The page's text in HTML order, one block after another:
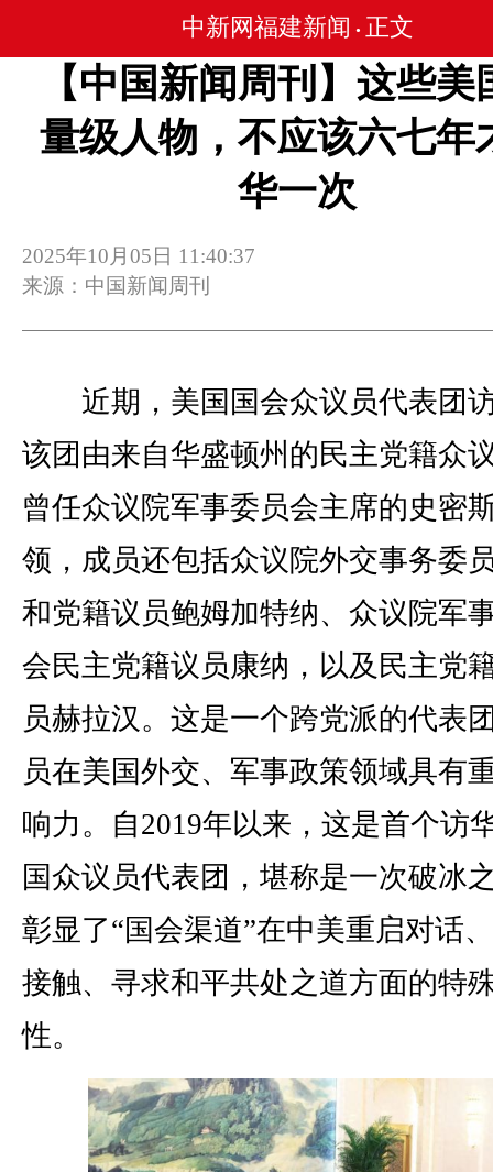
中新网福建新闻 • 正文
【中国新闻周刊】这些美
量级人物，不应该六七年
华一次
2025年10月05日 11:40:37
来源：中国新闻周刊
近期，美国国会众议员代表团
该团由来自华盛顿州的民主党籍众
曾任众议院军事委员会主席的史密
领，成员还包括众议院外交事务委
和党籍议员鲍姆加特纳、众议院军
会民主党籍议员康纳，以及民主党
员赫拉汉。这是一个跨党派的代表
员在美国外交、军事政策领域具有
响力。自2019年以来，这是首个访
国众议员代表团，堪称是一次破冰
彰显了“国会渠道”在中美重启对话
接触、寻求和平共处之道方面的特
性。